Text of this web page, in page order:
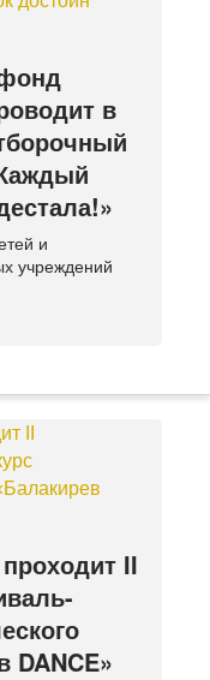
в
и
учреждений
II
DANCE»